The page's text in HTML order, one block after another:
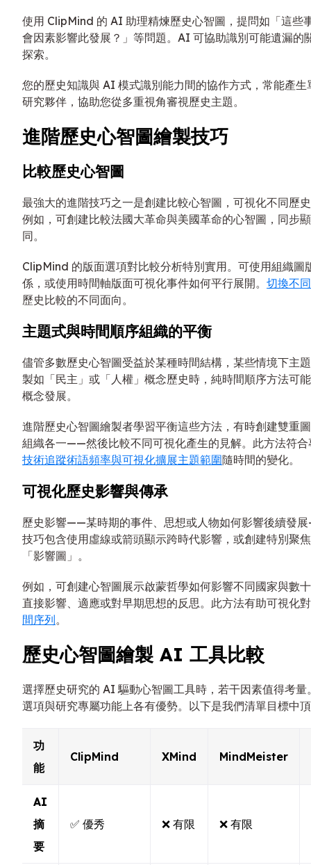
使用 ClipMind 的 AI 助理精煉歷史心智圖，提問如「這些
會因素影響此發展？」等問題。AI 可協助識別可能遺漏的
探索。
您的歷史知識與 AI 模式識別能力間的協作方式，常能產
研究夥伴，協助您從多重視角審視歷史主題。
進階歷史心智圖繪製技巧
比較歷史心智圖
最強大的進階技巧之一是創建比較心智圖，可視化不同歷
例如，可創建比較法國大革命與美國革命的心智圖，同步
同。
ClipMind 的版面選項對比較分析特別實用。可使用組織圖
係，或使用時間軸版面可視化事件如何平行展開。 切換不
歷史比較的不同面向。
主題式與時間順序組織的平衡
儘管多數歷史心智圖受益於某種時間結構，某些情境下主
製如「民主」或「人權」概念歷史時，純時間順序方法可
概念發展。
進階歷史心智圖繪製者學習平衡這些方法，有時創建雙重
組織各一——然後比較不同可視化產生的見解。此方法符
技術追蹤術語頻率與可視化擴展主題範圍隨時間的變化。
可視化歷史影響與傳承
歷史影響——某時期的事件、思想或人物如何影響後續發
技巧包含使用虛線或箭頭顯示跨時代影響，或創建特別聚
「影響圖」。
例如，可創建心智圖展示啟蒙哲學如何影響不同國家與數
直接影響、適應或對早期思想的反思。此方法有助可視化
間序列。
歷史心智圖繪製 AI 工具比較
選擇歷史研究的 AI 驅動心智圖工具時，若干因素值得考
選項與研究專屬功能上各有優勢。以下是我們清單目標中
功
能
ClipMind XMind MindMeister
AI
摘
要
✅ 優秀 ❌ 有限 ❌ 有限